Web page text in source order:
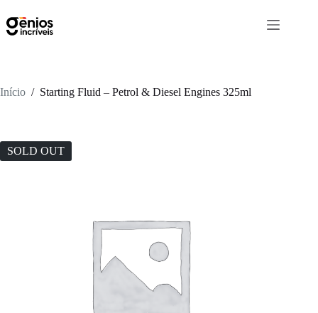
Início / Starting Fluid – Petrol & Diesel Engines 325ml
SOLD OUT